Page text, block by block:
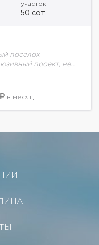
участок
50 сот.
поселок
проект, не
застройки
в месяц